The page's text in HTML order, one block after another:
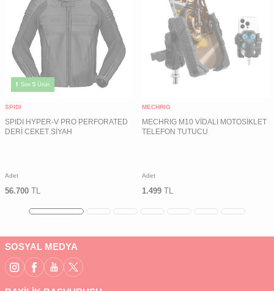
Son 5 Ürün
SPIDI
SPIDI HYPER-V PRO PERFORATED
DERİ CEKET SİYAH
Adet
56.700 TL
MECHRIG
MECHRIG M10 VİDALI MOTOSİKLET
TELEFON TUTUCU
Adet
1.499TL
SOSYAL MEDYA